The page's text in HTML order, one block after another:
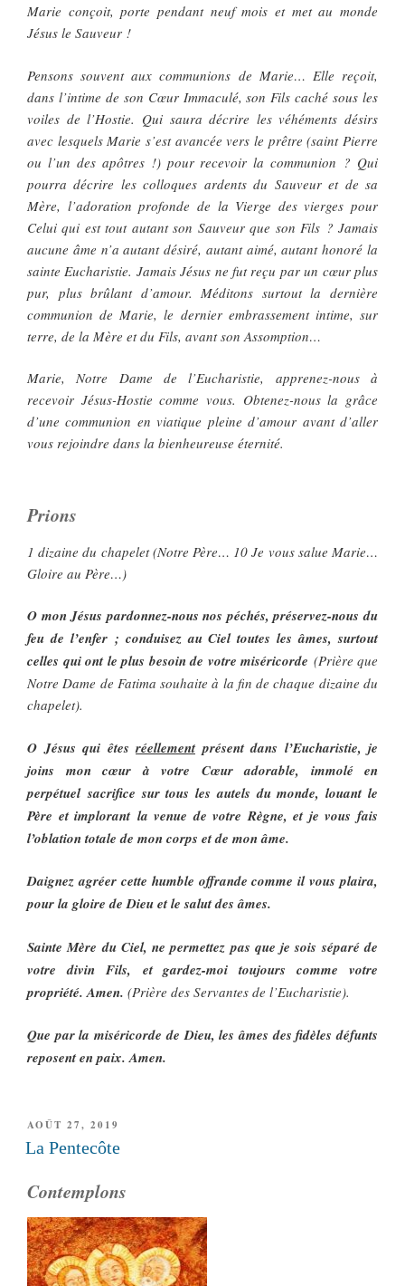
Marie conçoit, porte pendant neuf mois et met au monde
Jésus le Sauveur !
Pensons souvent aux communions de Marie… Elle reçoit,
dans l’intime de son Cœur Immaculé, son Fils caché sous les
voiles de l’Hostie. Qui saura décrire les véhéments désirs
avec lesquels Marie s’est avancée vers le prêtre (saint Pierre
ou l’un des apôtres !) pour recevoir la communion ? Qui
pourra décrire les colloques ardents du Sauveur et de sa
Mère, l’adoration profonde de la Vierge des vierges pour
Celui qui est tout autant son Sauveur que son Fils ? Jamais
aucune âme n’a autant désiré, autant aimé, autant honoré la
sainte Eucharistie. Jamais Jésus ne fut reçu par un cœur plus
pur, plus brûlant d’amour. Méditons surtout la dernière
communion de Marie, le dernier embrassement intime, sur
terre, de la Mère et du Fils, avant son Assomption…
Marie, Notre Dame de l’Eucharistie, apprenez-nous à
recevoir Jésus-Hostie comme vous. Obtenez-nous la grâce
d’une communion en viatique pleine d’amour avant d’aller
vous rejoindre dans la bienheureuse éternité.
Prions
1 dizaine du chapelet (Notre Père… 10 Je vous salue Marie…
Gloire au Père…)
O mon Jésus pardonnez-nous nos péchés, préservez-nous du
feu de l’enfer ; conduisez au Ciel toutes les âmes, surtout
celles qui ont le plus besoin de votre miséricorde (Prière que
Notre Dame de Fatima souhaite à la fin de chaque dizaine du
chapelet).
O Jésus qui êtesréellementprésent dans l’Eucharistie, je
joins mon cœur à votre Cœur adorable, immolé en
perpétuel sacrifice sur tous les autels du monde, louant le
Père et implorant la venue de votre Règne, et je vous fais
l’oblation totale de mon corps et de mon âme.
Daignez agréer cette humble offrande comme il vous plaira,
pour la gloire de Dieu et le salut des âmes.
Sainte Mère du Ciel, ne permettez pas que je sois séparé de
votre divin Fils, et gardez-moi toujours comme votre
propriété. Amen. (Prière des Servantes de l’Eucharistie).
Que par la miséricorde de Dieu, les âmes des fidèles défunts
reposent en paix. Amen.
PUBLIÉ
LE
AOÛT 27, 2019
La Pentecôte
Contemplons